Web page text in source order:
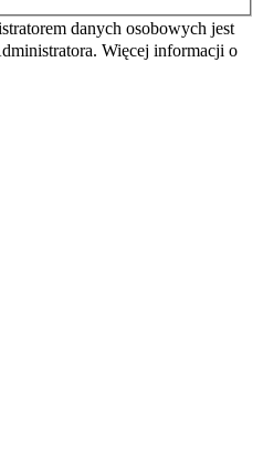
danych osobowych jest
Więcej informacji o